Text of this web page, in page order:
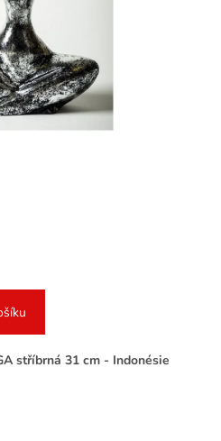
stříbrná 31 cm - Indonésie